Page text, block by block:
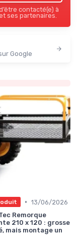
contacté(e) à
ses partenaires.
Google
• 13/06/2026
Remorque
210 x 120 : grosse
mais montage un